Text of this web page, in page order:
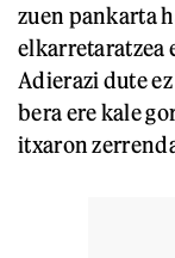
zuen pankarta
elkarretaratzea
Adierazi dute
bera ere kale
itxaron